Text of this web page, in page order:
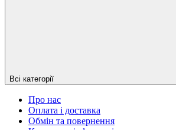
Всі категорії
Про нас
Оплата і доставка
Обмін та повернення